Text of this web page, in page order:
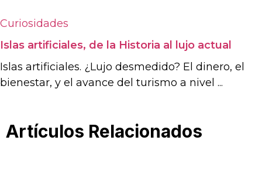
Curiosidades
Islas artificiales, de la Historia al lujo actual
Islas artificiales. ¿Lujo desmedido? El dinero, el
bienestar, y el avance del turismo a nivel ...
Artículos Relacionados